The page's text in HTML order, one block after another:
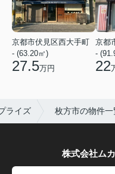
京都市伏見区西大手町
- (63.20㎡)
27.5万円
-
22
ライズ 枚方市の物件一
株式会社ム